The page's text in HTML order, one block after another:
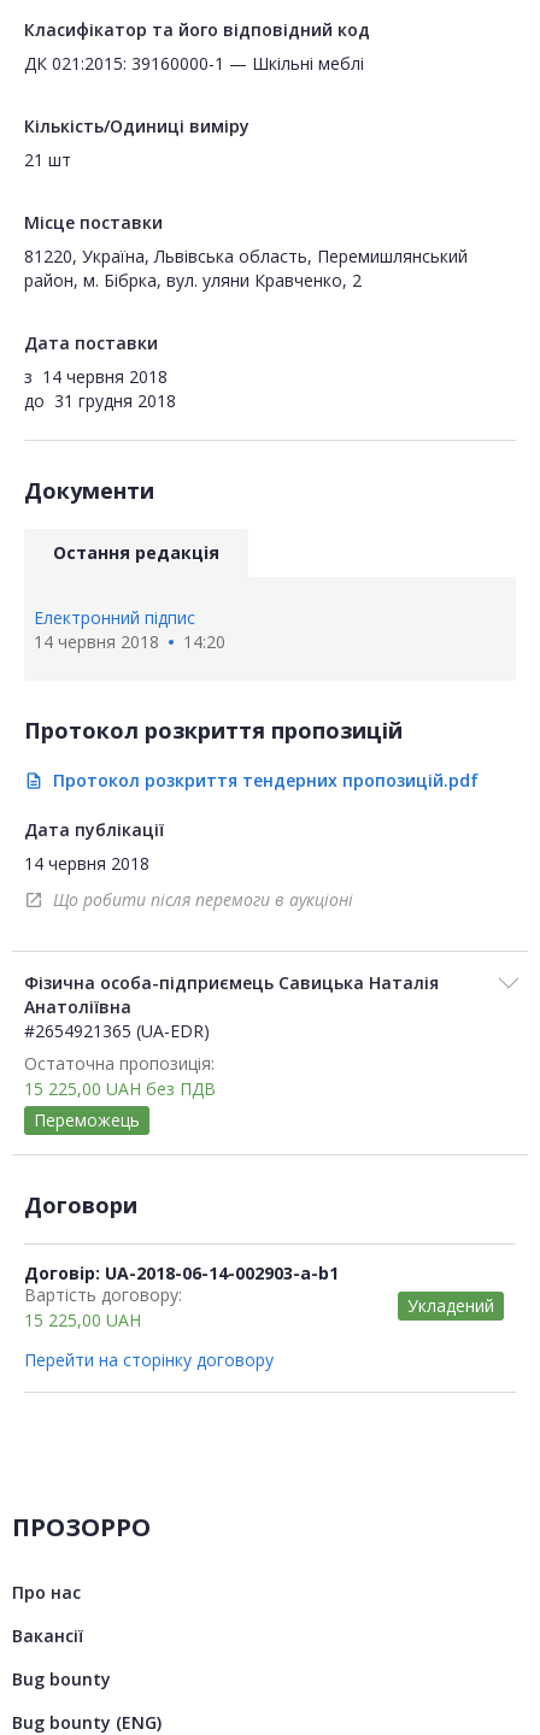
Класифікатор та його відповідний код
ДК 021:2015: 39160000-1 — Шкільні меблі
Кількість/Одиниці виміру
21 шт
Місце поставки
81220, Україна, Львівська область, Перемишлянський
район, м. Бібрка, вул. уляни Кравченко, 2
Дата поставки
з 14 червня 2018
до 31 грудня 2018
Документи
Остання редакція
Електронний підпис
14 червня 2018
14:20
Протокол розкриття пропозицій
description Протокол розкриття тендерних пропозицій.pdf
Дата публікації
14 червня 2018
open_in_new Що робити після перемоги в аукціоні
Фізична особа-підприємець Савицька Наталія
Анатоліївна
#2654921365 (UA-EDR)
Остаточна пропозиція:
15 225,00 UAH без ПДВ
Переможець
Договори
Договір: UA-2018-06-14-002903-a-b1
Вартість договору:
15 225,00 UAH
Укладений
Перейти на сторінку договору
ПРОЗОРРО
Про нас
Вакансії
Bug bounty
Bug bounty (ENG)